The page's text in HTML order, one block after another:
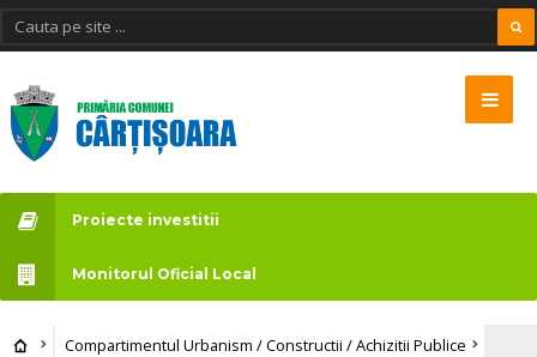
Proiecte investitii
Monitorul Oficial Local
Compartimentul Urbanism / Constructii / Achizitii Publice